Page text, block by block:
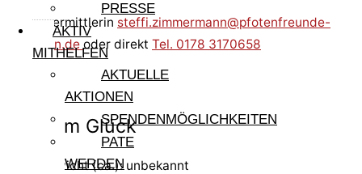
PRESSE
AKTIV
MITHELFEN
AKTUELLE
AKTIONEN
SPENDENMÖGLICHKEITEN
PATE
WERDEN
Hundevermittlerin steffi.zimmermann@pfotenfreunde-
sardinien.deoder direkt Tel. 0178 3170658
Pfote im Glück
Gewicht (ca.): unbekannt